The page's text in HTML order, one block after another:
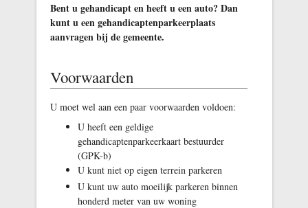
Bent u gehandicapt en heeft u een auto? Dan
kunt u een gehandicaptenparkeerplaats
aanvragen bij de gemeente.
Voorwaarden
U moet wel aan een paar voorwaarden voldoen:
U heeft een geldige
gehandicaptenparkeerkaart bestuurder
(GPK-b)
U kunt niet op eigen terrein parkeren
U kunt uw auto moeilijk parkeren binnen
honderd meter van uw woning